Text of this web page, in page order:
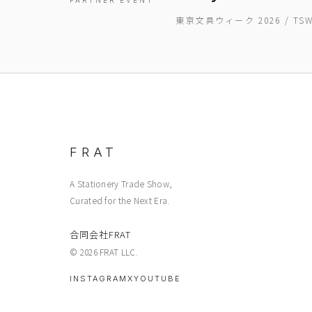
東京文具ウィーク 2026 /
FRAT
A Stationery Trade Show,
Curated for the Next Era.
合同会社FRAT
© 2026 FRAT LLC.
INSTAGRAM XYOUTUBE